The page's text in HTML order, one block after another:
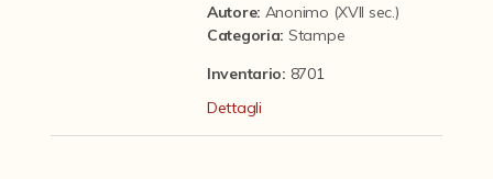
Il progetto Digital Humanities
Autore: Anonimo (XVII sec.)
Categoria: Stampe
Inventario: 8701
Dettagli